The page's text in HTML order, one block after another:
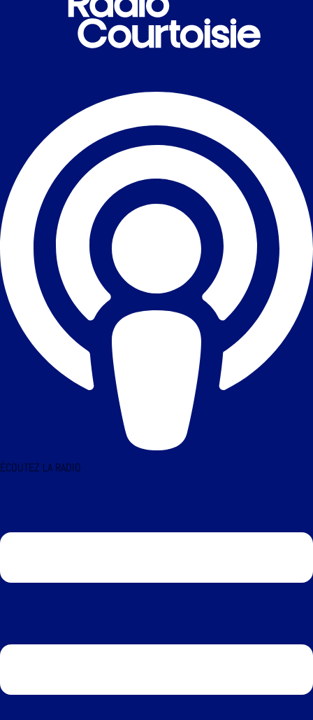
ÉCOUTEZ LA RADIO